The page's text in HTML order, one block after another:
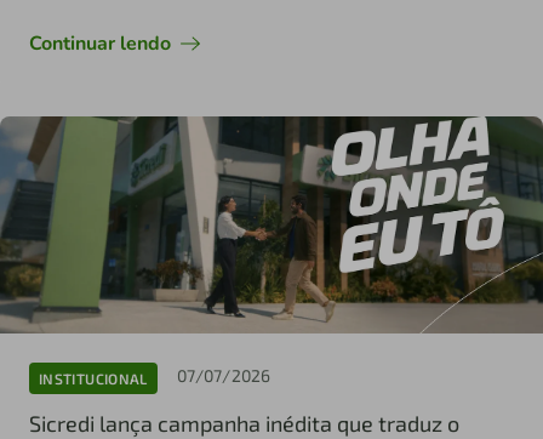
Continuar lendo
INSTITUCIONAL 07/07/2026
Sicredi lança campanha inédita que traduz o